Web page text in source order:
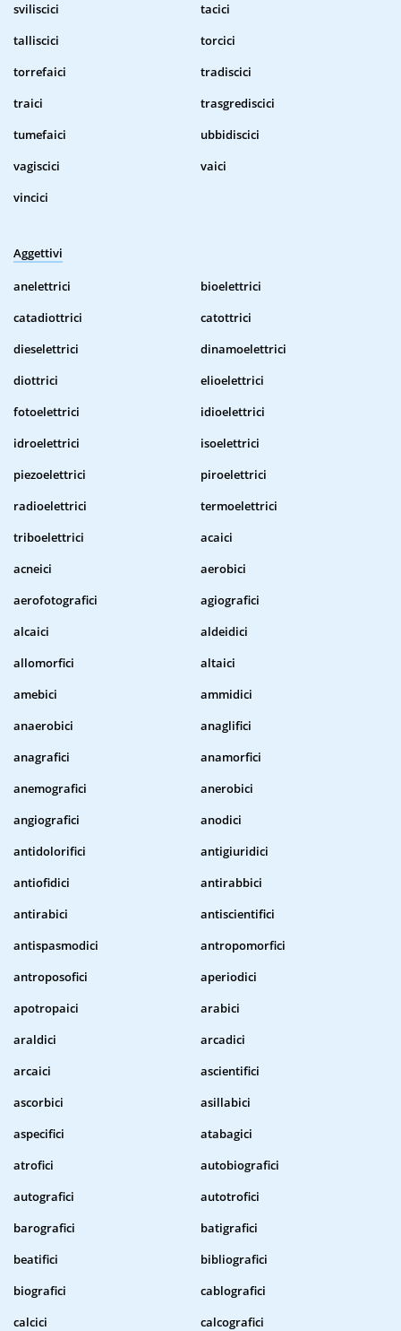
sviliscici
tacici
talliscici
torcici
torrefaici
tradiscici
traici
trasgrediscici
tumefaici
ubbidiscici
vagiscici
vaici
vincici
Aggettivi
anelettrici
bioelettrici
catadiottrici
catottrici
dieselettrici
dinamoelettrici
diottrici
elioelettrici
fotoelettrici
idioelettrici
idroelettrici
isoelettrici
piezoelettrici
piroelettrici
radioelettrici
termoelettrici
triboelettrici
acaici
acneici
aerobici
aerofotografici
agiografici
alcaici
aldeidici
allomorfici
altaici
amebici
ammidici
anaerobici
anaglifici
anagrafici
anamorfici
anemografici
anerobici
angiografici
anodici
antidolorifici
antigiuridici
antiofidici
antirabbici
antirabici
antiscientifici
antispasmodici
antropomorfici
antroposofici
aperiodici
apotropaici
arabici
araldici
arcadici
arcaici
ascientifici
ascorbici
asillabici
aspecifici
atabagici
atrofici
autobiografici
autografici
autotrofici
barografici
batigrafici
beatifici
bibliografici
biografici
cablografici
calcici
calcografici